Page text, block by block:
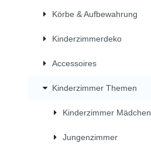
Körbe & Aufbewahrung
Kinderzimmerdeko
Accessoires
Kinderzimmer Themen
Kinderzimmer Mädchen
Jungenzimmer